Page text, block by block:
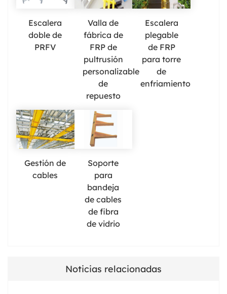
Escalera
doble de
PRFV
Valla de
fábrica de
FRP de
pultrusión
personalizable
de
repuesto
Escalera
plegable
de FRP
para torre
de
enfriamiento
Gestión de
cables
Soporte
para
bandeja
de cables
de fibra
de vidrio
Noticias relacionadas